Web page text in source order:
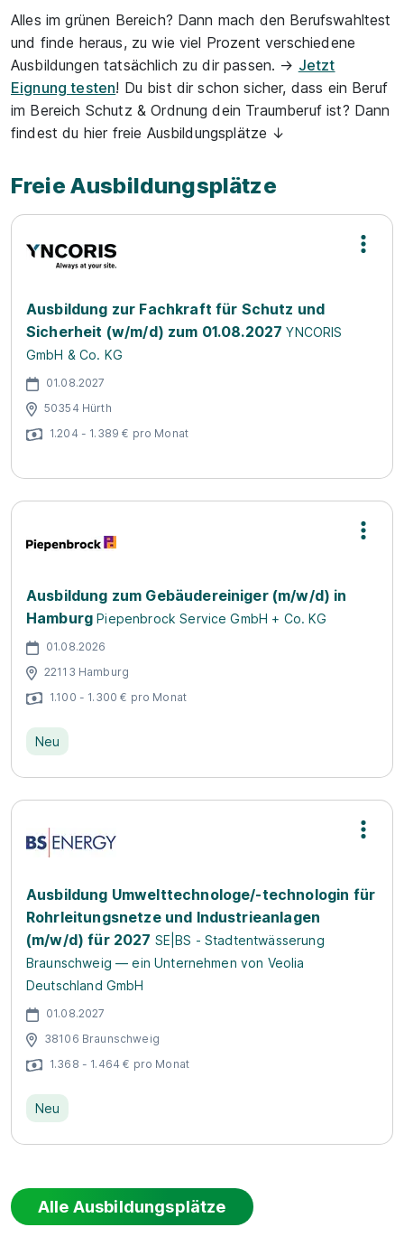
Alles im grünen Bereich? Dann mach den Berufswahltest
und finde heraus, zu wie viel Prozent verschiedene
Ausbildungen tatsächlich zu dir passen. → Jetzt
Eignung testen! Du bist dir schon sicher, dass ein Beruf
im Bereich Schutz & Ordnung dein Traumberuf ist? Dann
findest du hier freie Ausbildungsplätze ↓
Freie Ausbildungsplätze
Ausbildung zur Fachkraft für Schutz und
Sicherheit (w/m/d) zum 01.08.2027 YNCORIS
GmbH & Co. KG
01.08.2027
50354 Hürth
1.204 - 1.389 € pro Monat
Ausbildung zum Gebäudereiniger (m/w/d) in
Hamburg Piepenbrock Service GmbH + Co. KG
01.08.2026
22113 Hamburg
1.100 - 1.300 € pro Monat
Neu
Ausbildung Umwelttechnologe/-technologin für
Rohrleitungsnetze und Industrieanlagen
(m/w/d) für 2027 SE|BS - Stadtentwässerung
Braunschweig — ein Unternehmen von Veolia
Deutschland GmbH
01.08.2027
38106 Braunschweig
1.368 - 1.464 € pro Monat
Neu
Alle Ausbildungsplätze